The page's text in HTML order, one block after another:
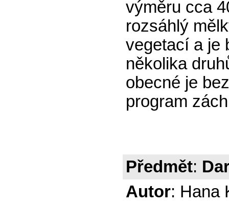
výměru cca
rozsáhlý
vegetací a je
několika
obecné je
program
Předmět:
Autor: Hana